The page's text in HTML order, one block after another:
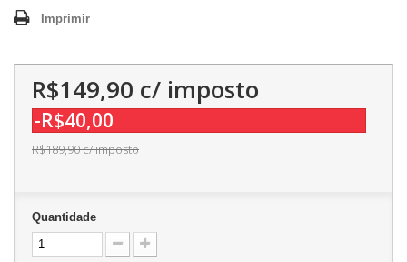
Imprimir
R$149,90 c/ imposto
-R$40,00
R$189,90c/ imposto
Quantidade